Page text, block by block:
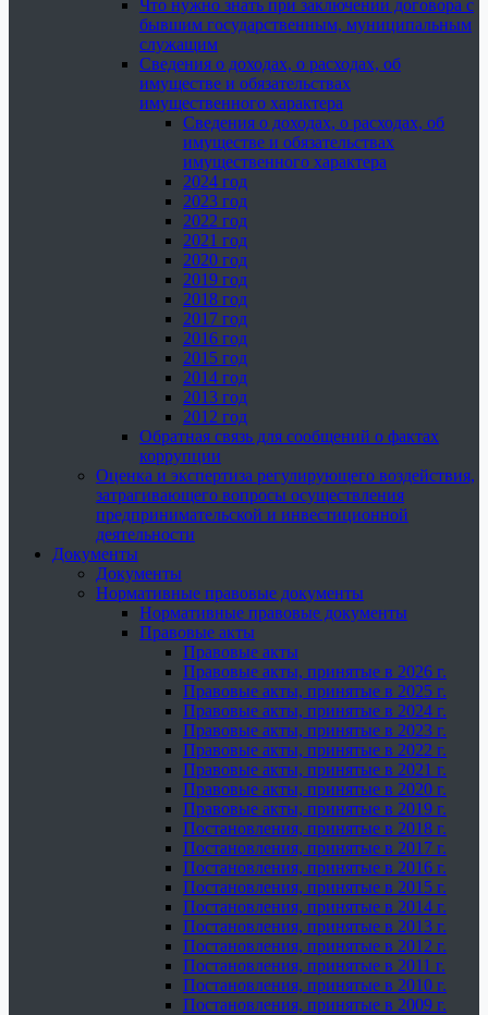
Что нужно знать при заключении договора с
бывшим государственным, муниципальным
служащим
Сведения о доходах, о расходах, об
имуществе и обязательствах
имущественного характера
Сведения о доходах, о расходах, об
имуществе и обязательствах
имущественного характера
2024 год
2023 год
2022 год
2021 год
2020 год
2019 год
2018 год
2017 год
2016 год
2015 год
2014 год
2013 год
2012 год
Обратная связь для сообщений о фактах
коррупции
Оценка и экспертиза регулирующего воздействия,
затрагивающего вопросы осуществления
предпринимательской и инвестиционной
деятельности
Документы
Документы
Нормативные правовые документы
Нормативные правовые документы
Правовые акты
Правовые акты
Правовые акты, принятые в 2026 г.
Правовые акты, принятые в 2025 г.
Правовые акты, принятые в 2024 г.
Правовые акты, принятые в 2023 г.
Правовые акты, принятые в 2022 г.
Правовые акты, принятые в 2021 г.
Правовые акты, принятые в 2020 г.
Правовые акты, принятые в 2019 г.
Постановления, принятые в 2018 г.
Постановления, принятые в 2017 г.
Постановления, принятые в 2016 г.
Постановления, принятые в 2015 г.
Постановления, принятые в 2014 г.
Постановления, принятые в 2013 г.
Постановления, принятые в 2012 г.
Постановления, принятые в 2011 г.
Постановления, принятые в 2010 г.
Постановления, принятые в 2009 г.